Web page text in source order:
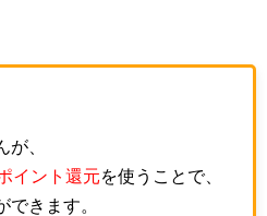
が、
イント還元を使うことで、
できます。